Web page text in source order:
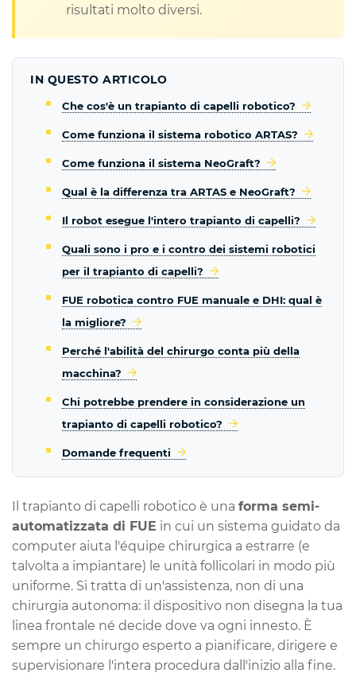
risultati molto diversi.
IN QUESTO ARTICOLO
Che cos'è un trapianto di capelli robotico?
Come funziona il sistema robotico ARTAS?
Come funziona il sistema NeoGraft?
Qual è la differenza tra ARTAS e NeoGraft?
Il robot esegue l'intero trapianto di capelli?
Quali sono i pro e i contro dei sistemi robotici
per il trapianto di capelli?
FUE robotica contro FUE manuale e DHI: qual è
la migliore?
Perché l'abilità del chirurgo conta più della
macchina?
Chi potrebbe prendere in considerazione un
trapianto di capelli robotico?
Domande frequenti
Il trapianto di capelli robotico è una forma semi-
automatizzata di FUE in cui un sistema guidato da
computer aiuta l'équipe chirurgica a estrarre (e
talvolta a impiantare) le unità follicolari in modo più
uniforme. Si tratta di un'assistenza, non di una
chirurgia autonoma: il dispositivo non disegna la tua
linea frontale né decide dove va ogni innesto. È
sempre un chirurgo esperto a pianificare, dirigere e
supervisionare l'intera procedura dall'inizio alla fine.